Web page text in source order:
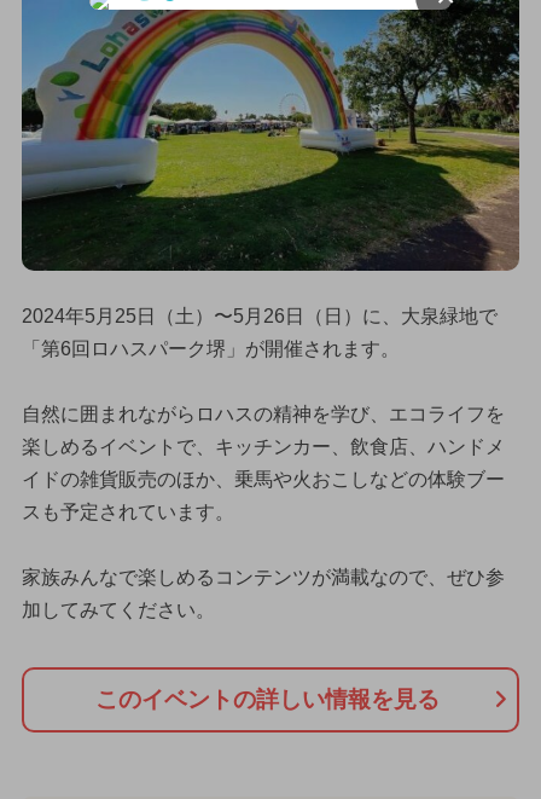
2024年5月25日（土）〜5月26日（日）に、大泉緑地で
「第6回ロハスパーク堺」が開催されます。
自然に囲まれながらロハスの精神を学び、エコライフを
楽しめるイベントで、キッチンカー、飲食店、ハンドメ
イドの雑貨販売のほか、乗馬や火おこしなどの体験ブー
スも予定されています。
家族みんなで楽しめるコンテンツが満載なので、ぜひ参
加してみてください。
このイベントの詳しい情報を見る